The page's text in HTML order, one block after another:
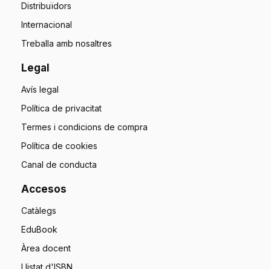
Distribuïdors
Internacional
Treballa amb nosaltres
Legal
Avís legal
Política de privacitat
Termes i condicions de compra
Política de cookies
Canal de conducta
Accesos
Catàlegs
EduBook
Àrea docent